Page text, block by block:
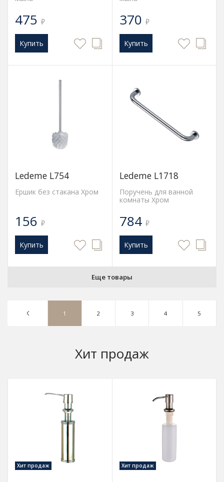
475 ₽
Купить
370 ₽
Купить
Ledeme L754
Ершик без стакана Хром
156 ₽
Купить
Ledeme L1718
Поручень для ванной
комнаты Хром
784 ₽
Купить
Еще товары
1 2 3 4 5
Хит продаж
Хит продаж Хит продаж